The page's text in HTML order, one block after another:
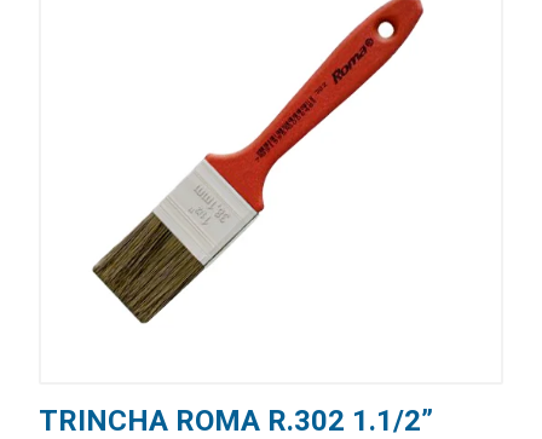
TRINCHA ROMA R.302 1.1/2”